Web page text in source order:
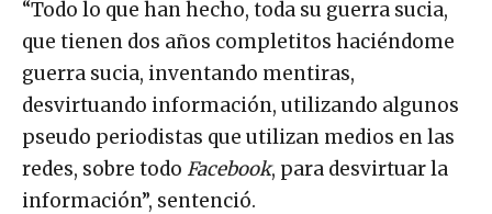
“Todo lo que han hecho, toda su guerra sucia,
que tienen dos años completitos haciéndome
guerra sucia, inventando mentiras,
desvirtuando información, utilizando algunos
pseudo periodistas que utilizan medios en las
redes, sobre todo Facebook, para desvirtuar la
información”, sentenció.